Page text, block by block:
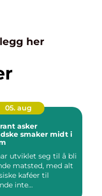
her
05. aug
asker
smaker midt i
utviklet seg til å bli
matsted, med alt
kaféer til
inte...